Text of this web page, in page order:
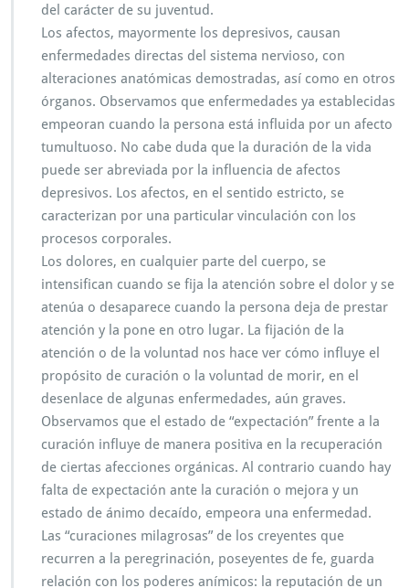
del carácter de su juventud.
Los afectos, mayormente los depresivos, causan
enfermedades directas del sistema nervioso, con
alteraciones anatómicas demostradas, así como en otros
órganos. Observamos que enfermedades ya establecidas
empeoran cuando la persona está influida por un afecto
tumultuoso. No cabe duda que la duración de la vida
puede ser abreviada por la influencia de afectos
depresivos. Los afectos, en el sentido estricto, se
caracterizan por una particular vinculación con los
procesos corporales.
Los dolores, en cualquier parte del cuerpo, se
intensifican cuando se fija la atención sobre el dolor y se
atenúa o desaparece cuando la persona deja de prestar
atención y la pone en otro lugar. La fijación de la
atención o de la voluntad nos hace ver cómo influye el
propósito de curación o la voluntad de morir, en el
desenlace de algunas enfermedades, aún graves.
Observamos que el estado de “expectación” frente a la
curación influye de manera positiva en la recuperación
de ciertas afecciones orgánicas. Al contrario cuando hay
falta de expectación ante la curación o mejora y un
estado de ánimo decaído, empeora una enfermedad.
Las “curaciones milagrosas” de los creyentes que
recurren a la peregrinación, poseyentes de fe, guarda
relación con los poderes anímicos: la reputación de un